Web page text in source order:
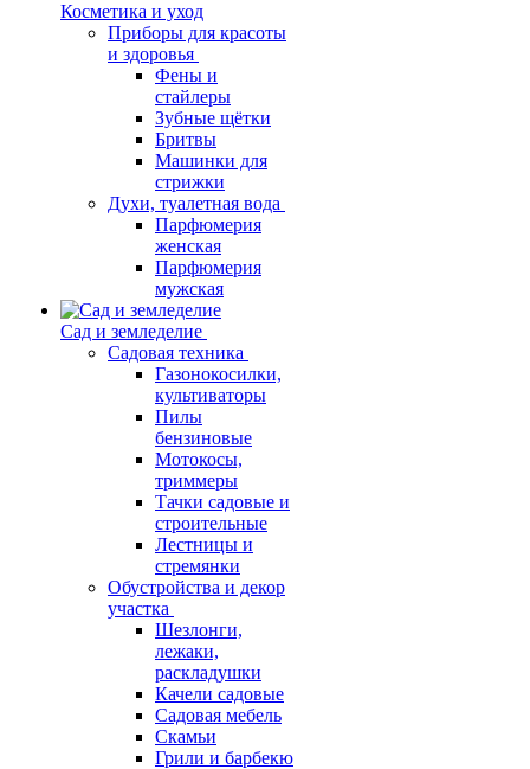
Косметика и уход
Приборы для красоты
и здоровья
Фены и
стайлеры
Зубные щётки
Бритвы
Машинки для
стрижки
Духи, туалетная вода
Парфюмерия
женская
Парфюмерия
мужская
Сад и земледелие
Садовая техника
Газонокосилки,
культиваторы
Пилы
бензиновые
Мотокосы,
триммеры
Тачки садовые и
строительные
Лестницы и
стремянки
Обустройства и декор
участка
Шезлонги,
лежаки,
раскладушки
Качели садовые
Садовая мебель
Скамьи
Грили и барбекю